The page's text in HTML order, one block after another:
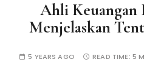
Ahli Keuangan
Menjelaskan
5 YEARS AGO READ TIME: 5